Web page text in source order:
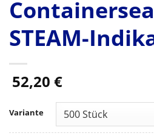
STEAM-
52,20 €
Variante